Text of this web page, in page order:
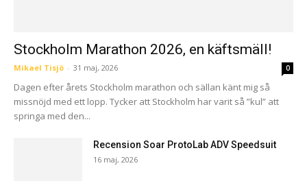
Stockholm Marathon 2026, en käftsmäll!
Mikael Tisjö - 31 maj, 2026 0
Dagen efter årets Stockholm marathon och sällan känt mig så
missnöjd med ett lopp. Tycker att Stockholm har varit så ”kul” att
springa med den...
Recension Soar ProtoLab ADV Speedsuit
16 maj, 2026